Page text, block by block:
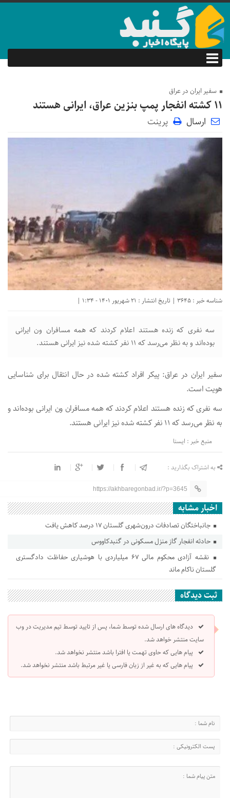
سفیر ایران در عراق
۱۱ کشته انفجار پمپ بنزین عراق، ایرانی هستند
ارسال پرینت
شناسه خبر : 3645 | تاریخ انتشار : 21 شهریور 1401 - 1:34 |
سه نفری که زنده هستند اعلام کردند که همه مسافران ون ایرانی
بوده‌اند و به نظر می‌رسد که ۱۱ نفر کشته شده نیز ایرانی هستند.
سفیر ایران در عراق: پیکر افراد کشته شده در حال انتقال برای شناسایی
هویت است.
سه نفری که زنده هستند اعلام کردند که همه مسافران ون ایرانی بوده‌اند و
به نظر می‌رسد که ۱۱ نفر کشته شده نیز ایرانی هستند.
منبع خبر : ایسنا
به اشتراک بگذارید :
https://akhbaregonbad.ir/?p=3645
اخبار مشابه
جانباختگان تصادفات درون‌شهری گلستان ۱۷ درصد کاهش یافت
حادثه انفجار گاز منزل مسکونی در گنبدکاووس
نقشه آزادی محکوم مالی ۶۷ میلیاردی با هوشیاری حفاظت دادگستری
گلستان ناکام ماند
ثبت دیدگاه
دیدگاه های ارسال شده توسط شما، پس از تایید توسط تیم مدیریت در وب
سایت منتشر خواهد شد.
پیام هایی که حاوی تهمت یا افترا باشد منتشر نخواهد شد.
پیام هایی که به غیر از زبان فارسی یا غیر مرتبط باشد منتشر نخواهد شد.